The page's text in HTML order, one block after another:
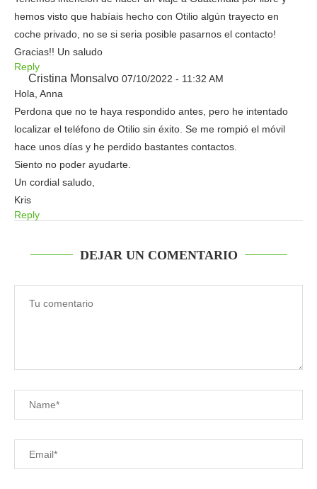
hemos visto que habíais hecho con Otilio algún trayecto en
coche privado, no se si seria posible pasarnos el contacto!
Gracias!! Un saludo
Reply
Cristina Monsalvo 07/10/2022 - 11:32 AM
Hola, Anna
Perdona que no te haya respondido antes, pero he intentado
localizar el teléfono de Otilio sin éxito. Se me rompió el móvil
hace unos días y he perdido bastantes contactos.
Siento no poder ayudarte.
Un cordial saludo,
Kris
Reply
DEJAR UN COMENTARIO